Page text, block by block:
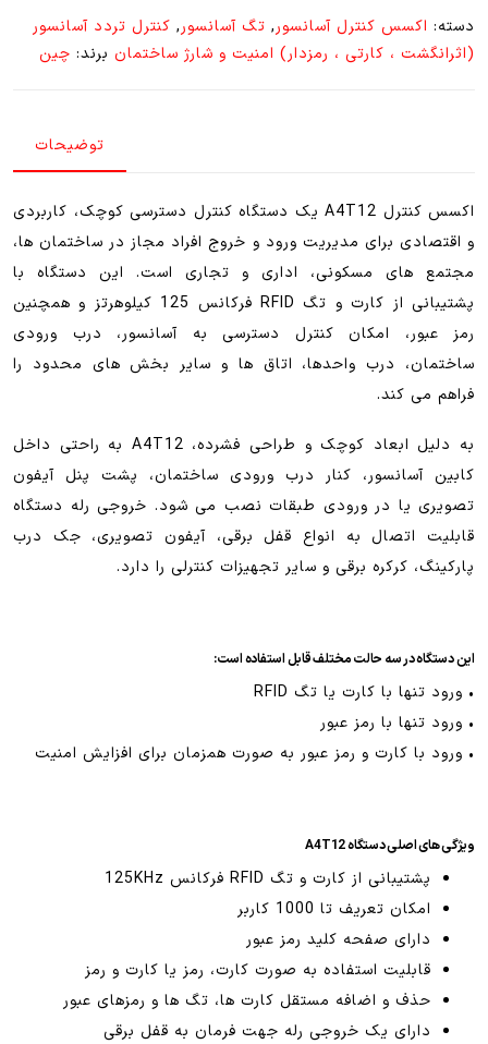
آسانسور
مدل
دسته: اکسس کنترل آسانسور, تگ آسانسور, کنترل تردد آسانسور
(اثرانگشت ، کارتی ، رمزدار) امنیت و شارژ ساختمان برند: چین
توضیحات
اکسس کنترل A4T12 یک دستگاه کنترل دسترسی کوچک، کاربردی
و اقتصادی برای مدیریت ورود و خروج افراد مجاز در ساختمان ها،
مجتمع های مسکونی، اداری و تجاری است. این دستگاه با
پشتیبانی از کارت و تگ RFID فرکانس 125 کیلوهرتز و همچنین
رمز عبور، امکان کنترل دسترسی به آسانسور، درب ورودی
ساختمان، درب واحدها، اتاق ها و سایر بخش های محدود را
فراهم می کند.
به دلیل ابعاد کوچک و طراحی فشرده، A4T12 به راحتی داخل
کابین آسانسور، کنار درب ورودی ساختمان، پشت پنل آیفون
تصویری یا در ورودی طبقات نصب می شود. خروجی رله دستگاه
قابلیت اتصال به انواع قفل برقی، آیفون تصویری، جک درب
پارکینگ، کرکره برقی و سایر تجهیزات کنترلی را دارد.
این دستگاه در سه حالت مختلف قابل استفاده است:
• ورود تنها با کارت یا تگ RFID
• ورود تنها با رمز عبور
• ورود با کارت و رمز عبور به صورت همزمان برای افزایش امنیت
ویژگی های اصلی دستگاه A4T12
پشتیبانی از کارت و تگ RFID فرکانس 125KHz
امکان تعریف تا 1000 کاربر
دارای صفحه کلید رمز عبور
قابلیت استفاده به صورت کارت، رمز یا کارت و رمز
حذف و اضافه مستقل کارت ها، تگ ها و رمزهای عبور
دارای یک خروجی رله جهت فرمان به قفل برقی